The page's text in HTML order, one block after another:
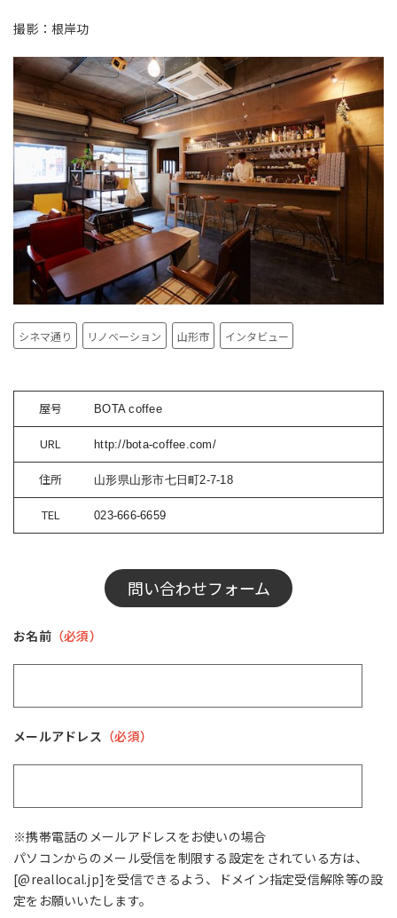
撮影：根岸功
シネマ通り リノベーション 山形市 インタビュー
屋号 BOTA coffee
URL http://bota-coffee.com/
住所 山形県山形市七日町2-7-18
TEL 023-666-6659
問い合わせフォーム
お名前（必須）
メールアドレス （必須）
※携帯電話のメールアドレスをお使いの場合
パソコンからのメール受信を制限する設定をされている方は、
[@reallocal.jp]を受信できるよう、ドメイン指定受信解除等の設
定をお願いいたします。